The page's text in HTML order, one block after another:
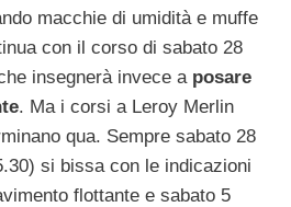
macchie di umidità e muffe
con il corso di sabato 28
insegnerà invece a posare
. Ma i corsi a Leroy Merlin
qua. Sempre sabato 28
si bissa con le indicazioni
flottante e sabato 5